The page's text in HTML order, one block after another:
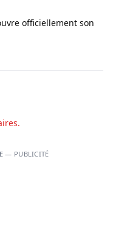
officiellement son
— PUBLICITÉ